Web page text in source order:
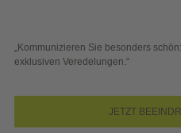
schön: hochwertige Postkarten mit